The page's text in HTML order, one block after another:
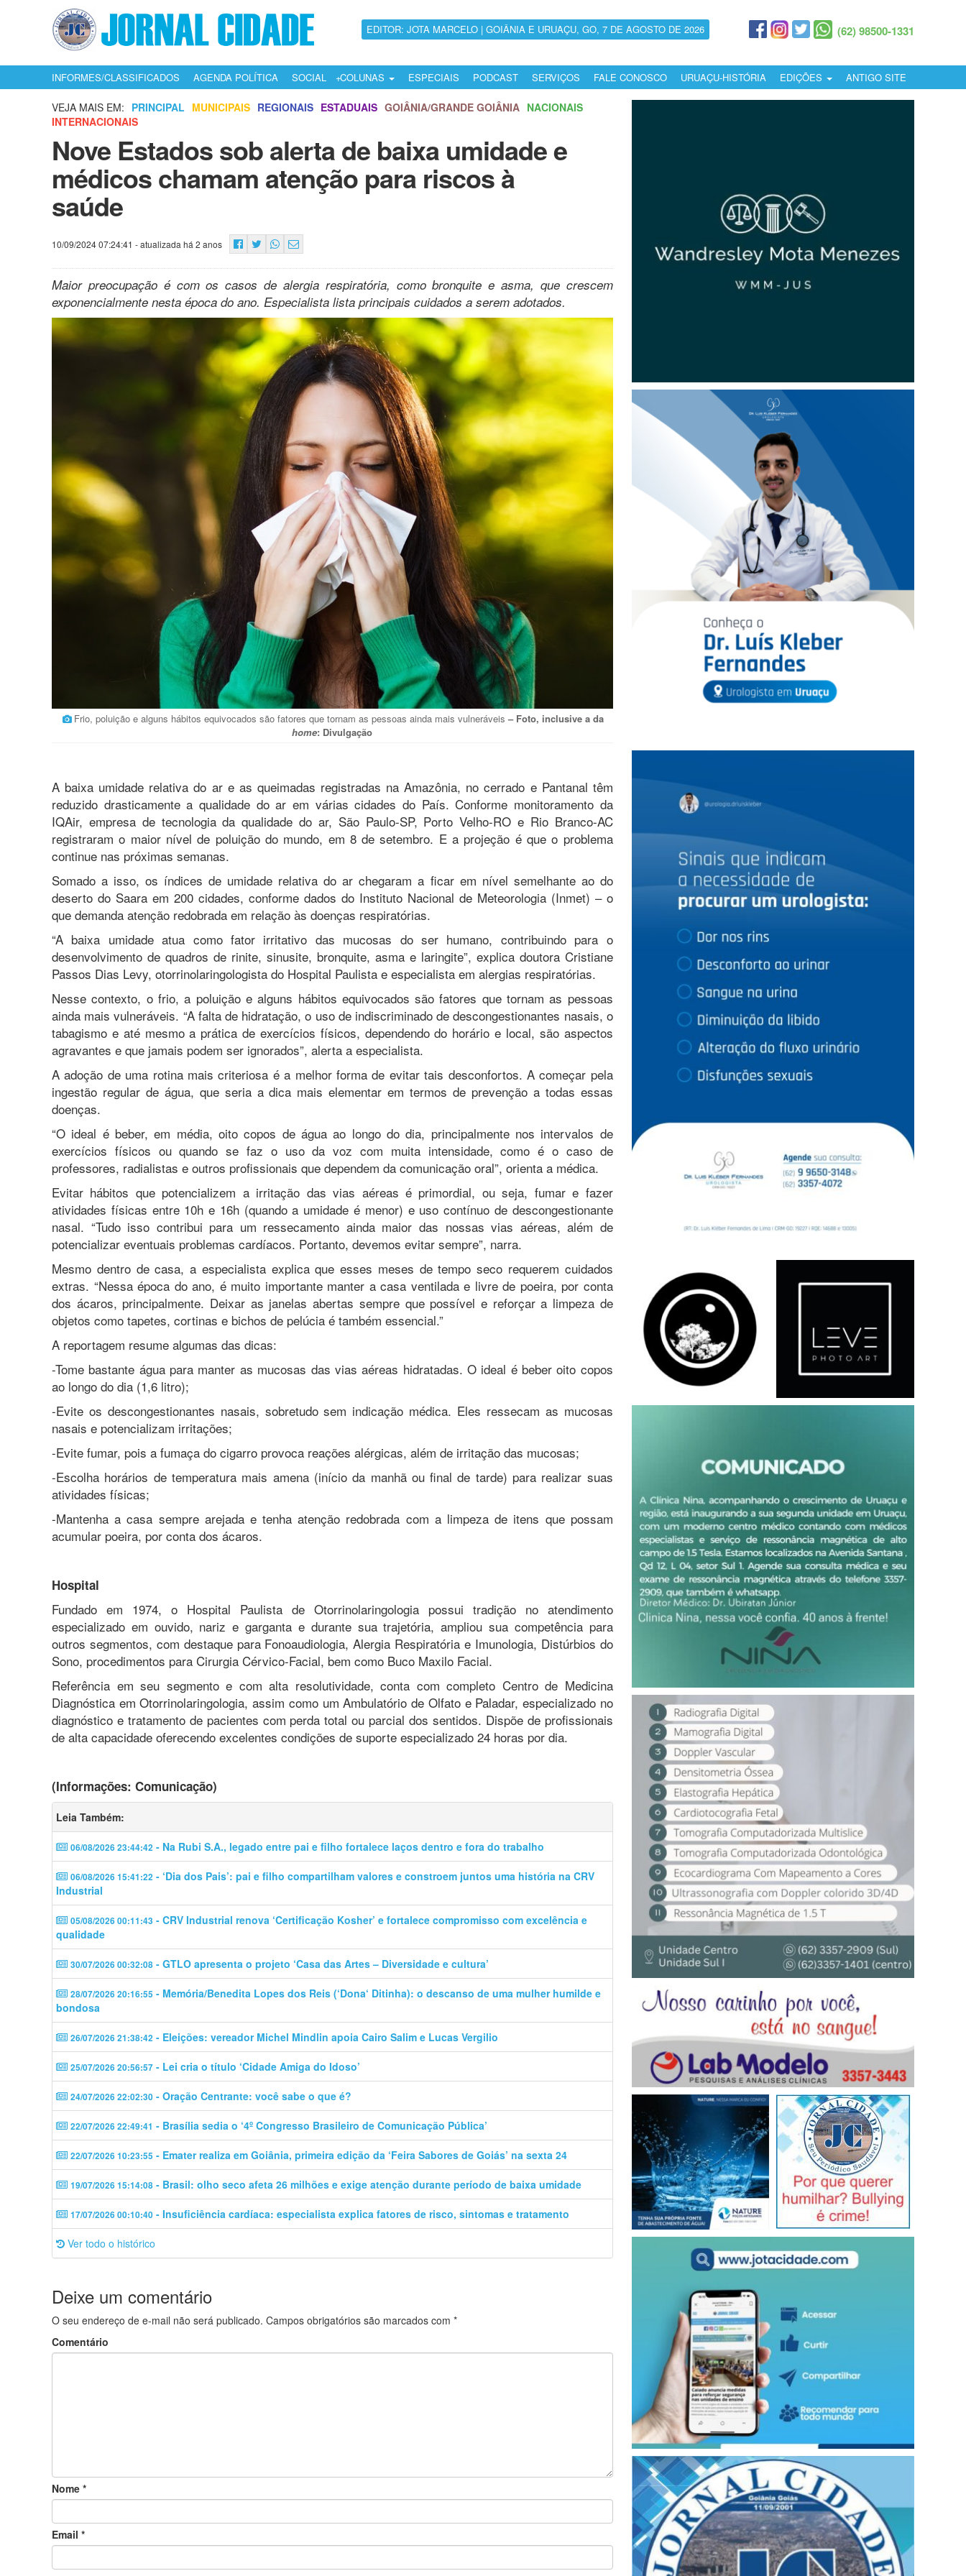
EDITOR: JOTA MARCELO | GOIÂNIA E URUAÇU, GO, 7 DE AGOSTO DE 2026 (62) 98500-1331
INFORMES/CLASSIFICADOS AGENDA POLÍTICA SOCIAL COLUNAS ESPECIAIS PODCAST SERVIÇOS FALE CONOSCO URUAÇU-HISTÓRIA EDIÇÕES ANTIGO SITE
VEJA MAIS EM: PRINCIPAL MUNICIPAIS REGIONAIS ESTADUAIS GOIÂNIA/GRANDE GOIÂNIA NACIONAIS
INTERNACIONAIS
Nove Estados sob alerta de baixa umidade e
médicos chamam atenção para riscos à
saúde
10/09/2024 07:24:41 - atualizada há 2 anos
Maior preocupação é com os casos de alergia respiratória, como bronquite e asma, que crescem
exponencialmente nesta época do ano. Especialista lista principais cuidados a serem adotados.
Frio, poluição e alguns hábitos equivocados são fatores que tornam as pessoas ainda mais vulneráveis– Foto, inclusive a da
home: Divulgação
A baixa umidade relativa do ar e as queimadas registradas na Amazônia, no cerrado e Pantanal têm
reduzido drasticamente a qualidade do ar em várias cidades do País. Conforme monitoramento da
IQAir, empresa de tecnologia da qualidade do ar, São Paulo-SP, Porto Velho-RO e Rio Branco-AC
registraram o maior nível de poluição do mundo, em 8 de setembro. E a projeção é que o problema
continue nas próximas semanas.
Somado a isso, os índices de umidade relativa do ar chegaram a ficar em nível semelhante ao do
deserto do Saara em 200 cidades, conforme dados do Instituto Nacional de Meteorologia (Inmet) – o
que demanda atenção redobrada em relação às doenças respiratórias.
“A baixa umidade atua como fator irritativo das mucosas do ser humano, contribuindo para o
desenvolvimento de quadros de rinite, sinusite, bronquite, asma e laringite”, explica doutora Cristiane
Passos Dias Levy, otorrinolaringologista do Hospital Paulista e especialista em alergias respiratórias.
Nesse contexto, o frio, a poluição e alguns hábitos equivocados são fatores que tornam as pessoas
ainda mais vulneráveis. “A falta de hidratação, o uso de indiscriminado de descongestionantes nasais, o
tabagismo e até mesmo a prática de exercícios físicos, dependendo do horário e local, são aspectos
agravantes e que jamais podem ser ignorados”, alerta a especialista.
A adoção de uma rotina mais criteriosa é a melhor forma de evitar tais desconfortos. A começar pela
ingestão regular de água, que seria a dica mais elementar em termos de prevenção a todas essas
doenças.
“O ideal é beber, em média, oito copos de água ao longo do dia, principalmente nos intervalos de
exercícios físicos ou quando se faz o uso da voz com muita intensidade, como é o caso de
professores, radialistas e outros profissionais que dependem da comunicação oral”, orienta a médica.
Evitar hábitos que potencializem a irritação das vias aéreas é primordial, ou seja, fumar e fazer
atividades físicas entre 10h e 16h (quando a umidade é menor) e uso contínuo de descongestionante
nasal. “Tudo isso contribui para um ressecamento ainda maior das nossas vias aéreas, além de
potencializar eventuais problemas cardíacos. Portanto, devemos evitar sempre”, narra.
Mesmo dentro de casa, a especialista explica que esses meses de tempo seco requerem cuidados
extras. “Nessa época do ano, é muito importante manter a casa ventilada e livre de poeira, por conta
dos ácaros, principalmente. Deixar as janelas abertas sempre que possível e reforçar a limpeza de
objetos como tapetes, cortinas e bichos de pelúcia é também essencial.”
A reportagem resume algumas das dicas:
-Tome bastante água para manter as mucosas das vias aéreas hidratadas. O ideal é beber oito copos
ao longo do dia (1,6 litro);
-Evite os descongestionantes nasais, sobretudo sem indicação médica. Eles ressecam as mucosas
nasais e potencializam irritações;
-Evite fumar, pois a fumaça do cigarro provoca reações alérgicas, além de irritação das mucosas;
-Escolha horários de temperatura mais amena (início da manhã ou final de tarde) para realizar suas
atividades físicas;
-Mantenha a casa sempre arejada e tenha atenção redobrada com a limpeza de itens que possam
acumular poeira, por conta dos ácaros.
Hospital
Fundado em 1974, o Hospital Paulista de Otorrinolaringologia possui tradição no atendimento
especializado em ouvido, nariz e garganta e durante sua trajetória, ampliou sua competência para
outros segmentos, com destaque para Fonoaudiologia, Alergia Respiratória e Imunologia, Distúrbios do
Sono, procedimentos para Cirurgia Cérvico-Facial, bem como Buco Maxilo Facial.
Referência em seu segmento e com alta resolutividade, conta com completo Centro de Medicina
Diagnóstica em Otorrinolaringologia, assim como um Ambulatório de Olfato e Paladar, especializado no
diagnóstico e tratamento de pacientes com perda total ou parcial dos sentidos. Dispõe de profissionais
de alta capacidade oferecendo excelentes condições de suporte especializado 24 horas por dia.
(Informações: Comunicação)
Leia Também:
06/08/2026 23:44:42 - Na Rubi S.A., legado entre pai e filho fortalece laços dentro e fora do trabalho
06/08/2026 15:41:22 - ‘Dia dos Pais’: pai e filho compartilham valores e constroem juntos uma história na CRV
Industrial
05/08/2026 00:11:43 - CRV Industrial renova ‘Certificação Kosher’ e fortalece compromisso com excelência e
qualidade
30/07/2026 00:32:08 - GTLO apresenta o projeto ‘Casa das Artes – Diversidade e cultura’
28/07/2026 20:16:55 - Memória/Benedita Lopes dos Reis (‘Dona‘ Ditinha): o descanso de uma mulher humilde e
bondosa
26/07/2026 21:38:42 - Eleições: vereador Michel Mindlin apoia Cairo Salim e Lucas Vergilio
25/07/2026 20:56:57 - Lei cria o título ‘Cidade Amiga do Idoso’
24/07/2026 22:02:30 - Oração Centrante: você sabe o que é?
22/07/2026 22:49:41 - Brasília sedia o ‘4º Congresso Brasileiro de Comunicação Pública’
22/07/2026 10:23:55 - Emater realiza em Goiânia, primeira edição da ‘Feira Sabores de Goiás’ na sexta 24
19/07/2026 15:14:08 - Brasil: olho seco afeta 26 milhões e exige atenção durante período de baixa umidade
17/07/2026 00:10:40 - Insuficiência cardíaca: especialista explica fatores de risco, sintomas e tratamento
Ver todo o histórico
Deixe um comentário
O seu endereço de e-mail não será publicado. Campos obrigatórios são marcados com *
Comentário
Nome *
Email *